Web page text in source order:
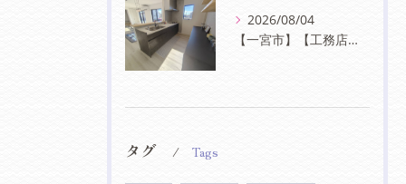
2026/08/04
【一宮市】【工務店】ブラックキッチン。デザインと機能性が調和した心地よい住まい
タグ Tags